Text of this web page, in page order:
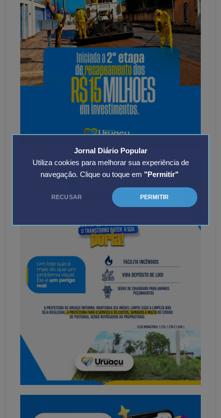
Jornal Diário Popular
Utiliza cookies para melhorar sua experiência de
navegação. Clique ou toque em "Permitir"
RECUSAR PERMITIR